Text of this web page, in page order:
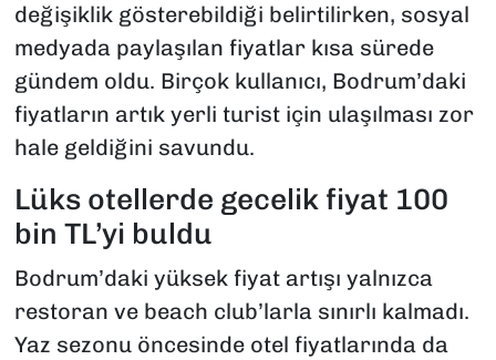
değişiklik gösterebildiği belirtilirken, sosyal
medyada paylaşılan fiyatlar kısa sürede
gündem oldu. Birçok kullanıcı, Bodrum’daki
fiyatların artık yerli turist için ulaşılması zor
hale geldiğini savundu.
Lüks otellerde gecelik fiyat 100
bin TL’yi buldu
Bodrum’daki yüksek fiyat artışı yalnızca
restoran ve beach club’larla sınırlı kalmadı.
Yaz sezonu öncesinde otel fiyatlarında da